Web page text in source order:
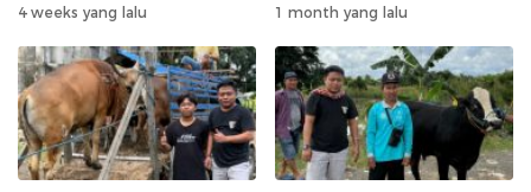
4 weeks yang lalu 1 month yang lalu